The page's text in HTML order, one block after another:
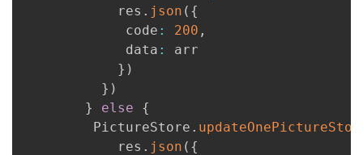
            res
. json ( {
             code
: 200 ,
             data
:
arr
} )
} )
}
else
{
         PictureStore
.
            res
. json ( {